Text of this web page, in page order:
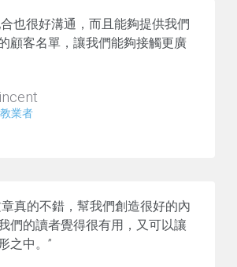
合也很好溝通，而且能夠提供我們
顧客名單，讓我們能夠接觸更廣
業者
真的不錯，幫我們創造很好的內
們的讀者覺得很有用，又可以讓
之中。”